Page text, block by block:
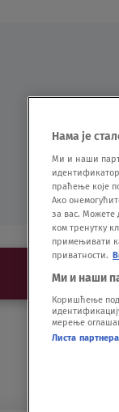
NAJNOVIJE
Нама је
Ми и наши
праћење које
Ако
за вас. Можете
ком тренутку
примењивати
приватности.
Ми и наши
Коришћење
мерење
Листа